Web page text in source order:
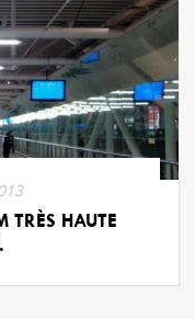
TRÈS HAUTE